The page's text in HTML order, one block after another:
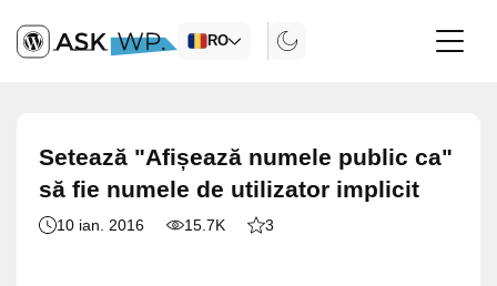
RO
Setează "Afișează numele public ca"
să fie numele de utilizator implicit
10 ian. 2016 15.7K 3